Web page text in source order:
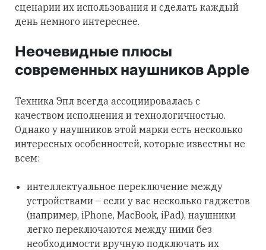
сценарии их использования и сделать каждый
день немного интереснее.
Неочевидные плюсы
современных наушников Apple
Техника Эпл всегда ассоциировалась с
качеством исполнения и технологичностью.
Однако у наушников этой марки есть несколько
интересных особенностей, которые известны не
всем:
интеллектуальное переключение между
устройствами – если у вас несколько гаджетов
(например, iPhone, MacBook, iPad), наушники
легко переключаются между ними без
необходимости вручную подключать их